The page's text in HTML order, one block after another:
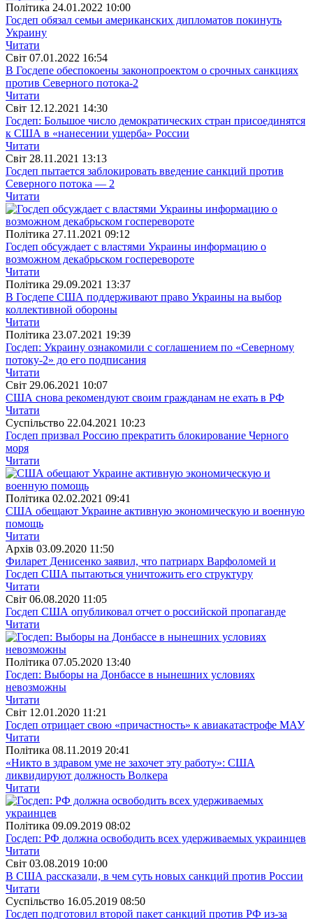
Полiтика 24.01.2022 10:00
Госдеп обязал семьи американских дипломатов покинуть
Украину
Читати
Свiт 07.01.2022 16:54
В Госдепе обеспокоены законопроектом о срочных санкциях
против Северного потока-2
Читати
Свiт 12.12.2021 14:30
Госдеп: Большое число демократических стран присоединятся
к США в «нанесении ущерба» России
Читати
Свiт 28.11.2021 13:13
Госдеп пытается заблокировать введение санкций против
Северного потока — 2
Читати
Полiтика 27.11.2021 09:12
Госдеп обсуждает с властями Украины информацию о
возможном декабрьском госперевороте
Читати
Полiтика 29.09.2021 13:37
В Госдепе США поддерживают право Украины на выбор
коллективной обороны
Читати
Полiтика 23.07.2021 19:39
Госдеп: Украину ознакомили с соглашением по «Северному
потоку-2» до его подписания
Читати
Свiт 29.06.2021 10:07
США снова рекомендуют своим гражданам не ехать в РФ
Читати
Суспiльство 22.04.2021 10:23
Госдеп призвал Россию прекратить блокирование Черного
моря
Читати
Полiтика 02.02.2021 09:41
США обещают Украине активную экономическую и военную
помощь
Читати
Архiв 03.09.2020 11:50
Филарет Денисенко заявил, что патриарх Варфоломей и
Госдеп США пытаються уничтожить его структуру
Читати
Свiт 06.08.2020 11:05
Госдеп США опубликовал отчет о российской пропаганде
Читати
Полiтика 07.05.2020 13:40
Госдеп: Выборы на Донбассе в нынешних условиях
невозможны
Читати
Свiт 12.01.2020 11:21
Госдеп отрицает свою «причастность» к авиакатастрофе МАУ
Читати
Полiтика 08.11.2019 20:41
«Никто в здравом уме не захочет эту работу»: США
ликвидируют должность Волкера
Читати
Полiтика 09.09.2019 08:02
Госдеп: РФ должна освободить всех удерживаемых украинцев
Читати
Свiт 03.08.2019 10:00
В США рассказали, в чем суть новых санкций против России
Читати
Суспiльство 16.05.2019 08:50
Госдеп подготовил второй пакет санкций против РФ из-за